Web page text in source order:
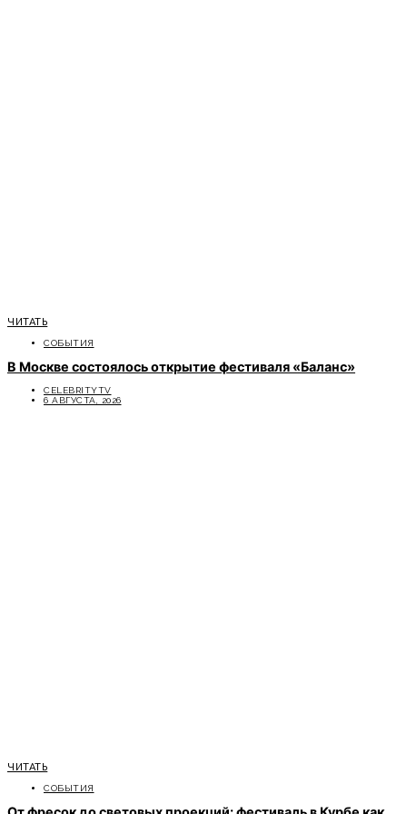
ЧИТАТЬ
СОБЫТИЯ
В Москве состоялось открытие фестиваля «Баланс»
CELEBRITYTV
6 АВГУСТА, 2026
ЧИТАТЬ
СОБЫТИЯ